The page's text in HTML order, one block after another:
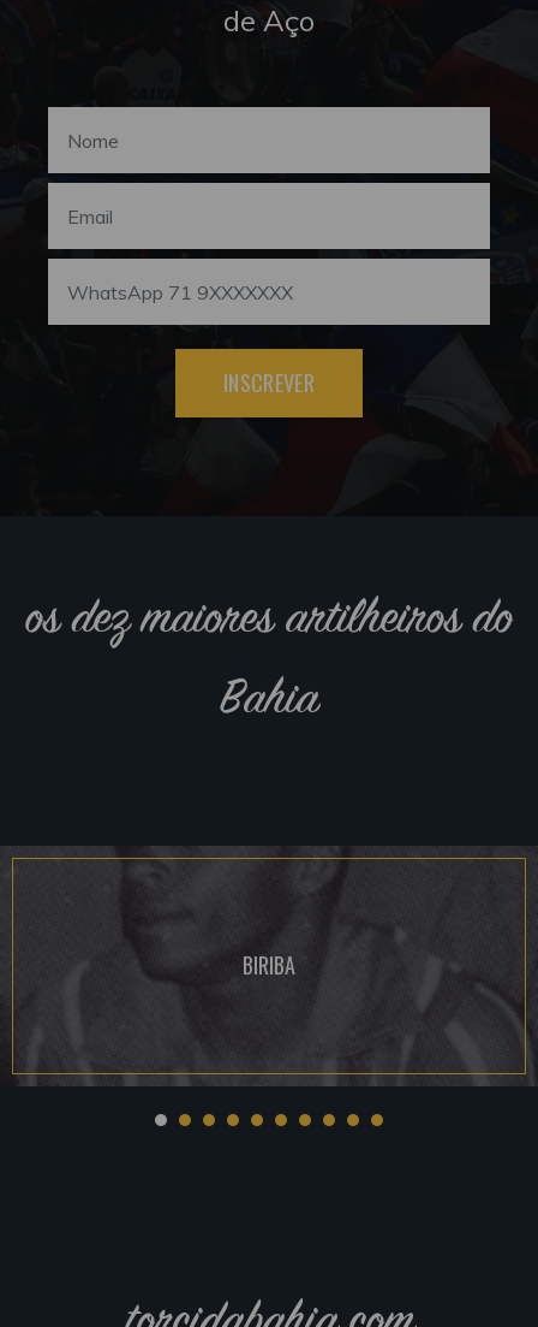
de Aço
INSCREVER
os dez maiores artilheiros do
Bahia
BIRIBA